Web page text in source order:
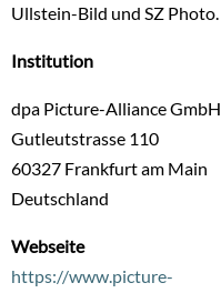
Ullstein-Bild und SZ Photo.
Institution
dpa Picture-Alliance GmbH
Gutleutstrasse 110
60327 Frankfurt am Main
Deutschland
Webseite
https://www.picture-